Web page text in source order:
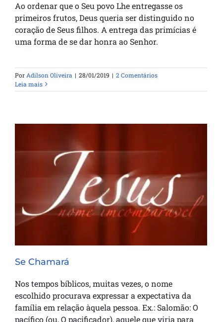
Ao ordenar que o Seu povo Lhe entregasse os
primeiros frutos, Deus queria ser distinguido no
coração de Seus filhos. A entrega das primícias é
uma forma de se dar honra ao Senhor.
Por Adilson Oliveira | 28/01/2019 | 2 Comentários
Leia mais
Se Chamará
Se Chamará
Nos tempos bíblicos, muitas vezes, o nome
escolhido procurava expressar a expectativa da
família em relação àquela pessoa. Ex.: Salomão: O
pacífico (ou, O pacificador), aquele que viria para